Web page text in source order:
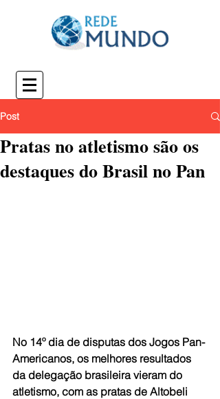
Post
Pratas no atletismo são os
destaques do Brasil no Pan
No 14º dia de disputas dos Jogos Pan-
Americanos, os melhores resultados
da delegação brasileira vieram do
atletismo, com as pratas de Altobeli